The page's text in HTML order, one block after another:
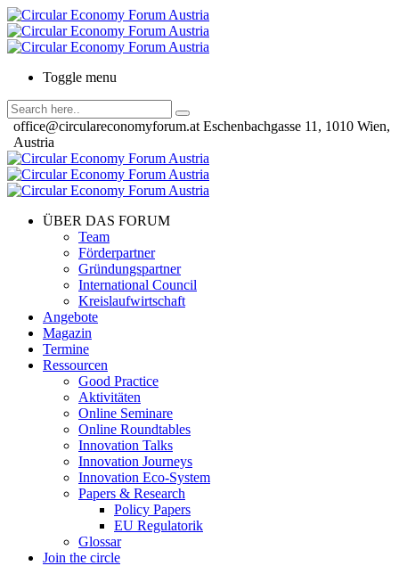
Toggle menu
office@circulareconomyforum.at Eschenbachgasse 11, 1010 Wien,
Austria
ÜBER DAS FORUM
Team
Förderpartner
Gründungspartner
International Council
Kreislaufwirtschaft
Angebote
Magazin
Termine
Ressourcen
Good Practice
Aktivitäten
Online Seminare
Online Roundtables
Innovation Talks
Innovation Journeys
Innovation Eco-System
Papers & Research
Policy Papers
EU Regulatorik
Glossar
Join the circle